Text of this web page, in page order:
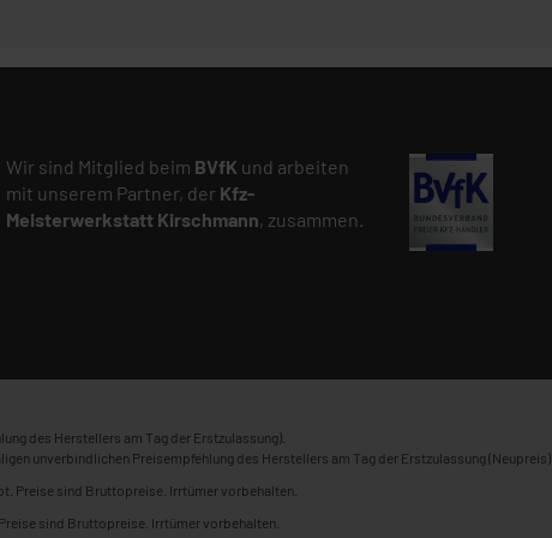
Wir sind Mitglied beim BVfK und arbeiten
mit unserem Partner, der Kfz-
Meisterwerkstatt Kirschmann, zusammen.
des Herstellers am Tag der Erstzulassung).
unverbindlichen Preisempfehlung des Herstellers am Tag der Erstzulassung (Neupreis).
Preise sind Bruttopreise. Irrtümer vorbehalten.
sind Bruttopreise. Irrtümer vorbehalten.